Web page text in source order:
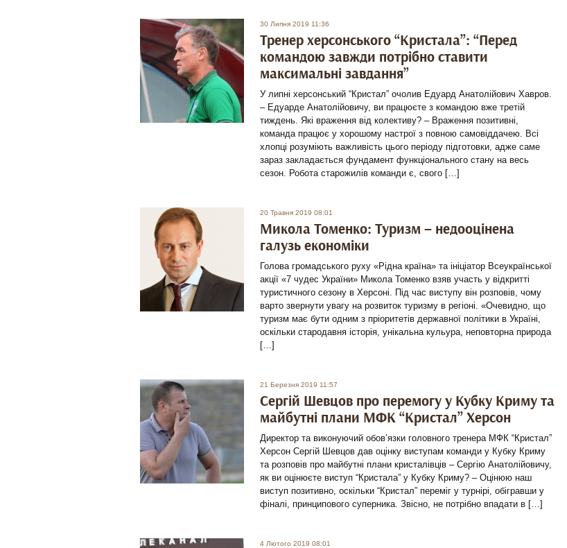
30 Липня 2019 11:36
Тренер херсонського “Кристала”: “Перед
командою завжди потрібно ставити
максимальні завдання”
У липні херсонський “Кристал” очолив Едуард Анатолійович Хавров.
– Едуарде Анатолійовичу, ви працюєте з командою вже третій
тиждень. Які враження від колективу? – Враження позитивні,
команда працює у хорошому настрої з повною самовіддачею. Всі
хлопці розуміють важливість цього періоду підготовки, адже саме
зараз закладається фундамент функціонального стану на весь
сезон. Робота старожилів команди є, свого […]
20 Травня 2019 08:01
Микола Томенко: Туризм – недооцінена
галузь економіки
Голова громадського руху «Рідна країна» та ініціатор Всеукраїнської
акції «7 чудес України» Микола Томенко взяв участь у відкритті
туристичного сезону в Херсоні. Під час виступу він розповів, чому
варто звернути увагу на розвиток туризму в регіоні. «Очевидно, що
туризм має бути одним з пріоритетів державної політики в Україні,
оскільки стародавня історія, унікальна кульура, неповторна природа
[…]
21 Березня 2019 11:57
Сергій Шевцов про перемогу у Кубку Криму та
майбутні плани МФК “Кристал” Херсон
Директор та виконуючий обов’язки головного тренера МФК “Кристал”
Херсон Сергій Шевцов дав оцінку виступам команди у Кубку Криму
та розповів про майбутні плани кристалівців – Сергію Анатолійовичу,
як ви оцінюєте виступ “Кристала” у Кубку Криму? – Оцінюю наш
виступ позитивно, оскільки “Кристал” переміг у турнірі, обігравши у
фіналі, принципового суперника. Звісно, не потрібно впадати в […]
4 Лютого 2019 08:01